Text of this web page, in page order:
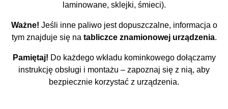
laminowane, sklejki, śmieci).
Ważne! Jeśli inne paliwo jest dopuszczalne, informacja o
tym znajduje się na tabliczce znamionowej urządzenia.
Pamiętaj! Do każdego wkładu kominkowego dołączamy
instrukcję obsługi i montażu – zapoznaj się z nią, aby
bezpiecznie korzystać z urządzenia.